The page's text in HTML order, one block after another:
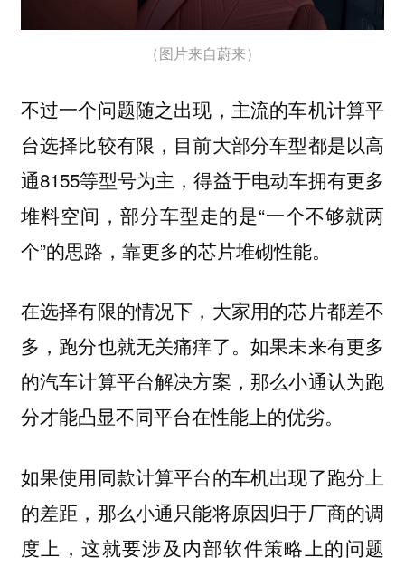
（图片来自蔚来）
不过一个问题随之出现，主流的车机计算平
台选择比较有限，目前大部分车型都是以高
通8155等型号为主，得益于电动车拥有更多
堆料空间，部分车型走的是“一个不够就两
个”的思路，靠更多的芯片堆砌性能。
在选择有限的情况下，大家用的芯片都差不
多，跑分也就无关痛痒了。如果未来有更多
的汽车计算平台解决方案，那么小通认为跑
分才能凸显不同平台在性能上的优劣。
如果使用同款计算平台的车机出现了跑分上
的差距，那么小通只能将原因归于厂商的调
度上，这就要涉及内部软件策略上的问题